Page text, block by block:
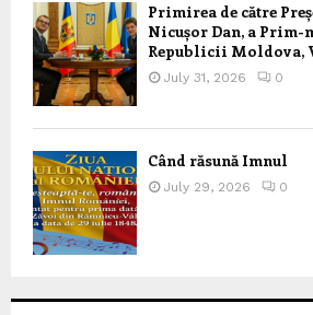
Primirea de către
Nicușor Dan, a
Republicii Moldova,
July 31, 2026 0
Când răsună Imnul
July 29, 2026 0